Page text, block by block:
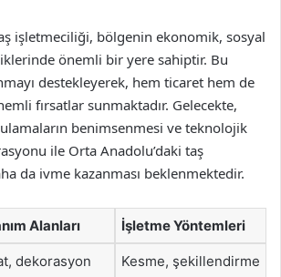
işletmeciliği, bölgenin ekonomik, sosyal
önemli bir yere sahiptir. Bu
destekleyerek, hem ticaret hem de
fırsatlar sunmaktadır. Gelecekte,
benimsenmesi ve teknolojik
ile Orta Anadolu’daki taş
da ivme kazanması beklenmektedir.
Alanları İşletme Yöntemleri
dekorasyon Kesme, şekillendirme